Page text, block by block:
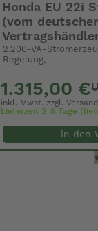
Honda EU 22i
(vom
2.200-VA-
Regelung,
1.315,00 €
inkl. Mwst. zzgl.Versand
Lieferzeit 2-5 Tage
in den